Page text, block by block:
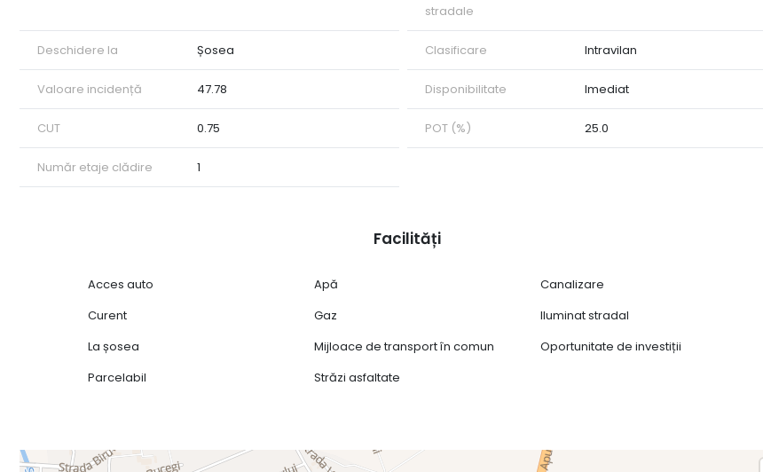
stradale
Deschidere la Șosea Clasificare Intravilan
Valoare incidență 47.78 Disponibilitate Imediat
CUT 0.75 POT (%) 25.0
Număr etaje clădire 1
Facilități
Acces auto Apă
Canalizare
Curent
Gaz
Iluminat stradal
La șosea
Mijloace de transport în comun
Oportunitate de investiții
Parcelabil
Străzi asfaltate